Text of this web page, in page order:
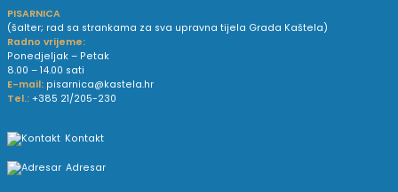
PISARNICA
(šalter; rad sa strankama za sva upravna tijela Grada Kaštela)
Radno vrijeme:
Ponedjeljak – Petak
8.00 – 14.00 sati
E-mail: pisarnica@kastela.hr
Tel.: +385 21/205-230
Kontakt
Adresar